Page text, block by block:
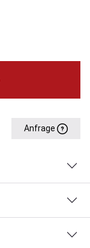
Anfrage